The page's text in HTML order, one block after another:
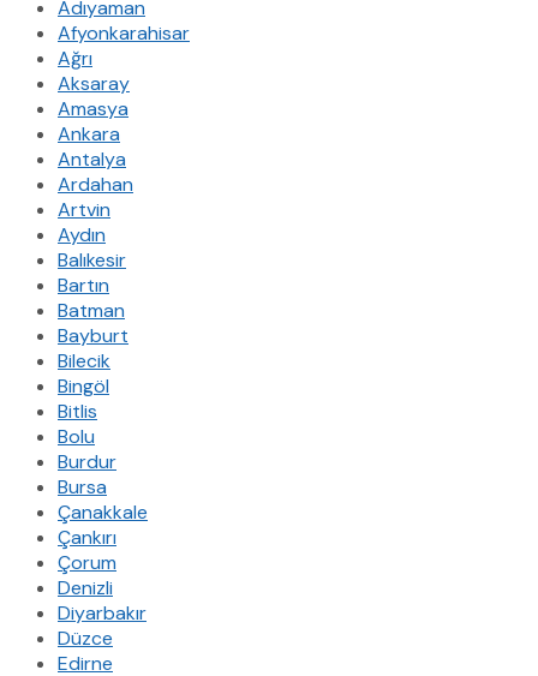
Adıyaman
Afyonkarahisar
Ağrı
Aksaray
Amasya
Ankara
Antalya
Ardahan
Artvin
Aydın
Balıkesir
Bartın
Batman
Bayburt
Bilecik
Bingöl
Bitlis
Bolu
Burdur
Bursa
Çanakkale
Çankırı
Çorum
Denizli
Diyarbakır
Düzce
Edirne